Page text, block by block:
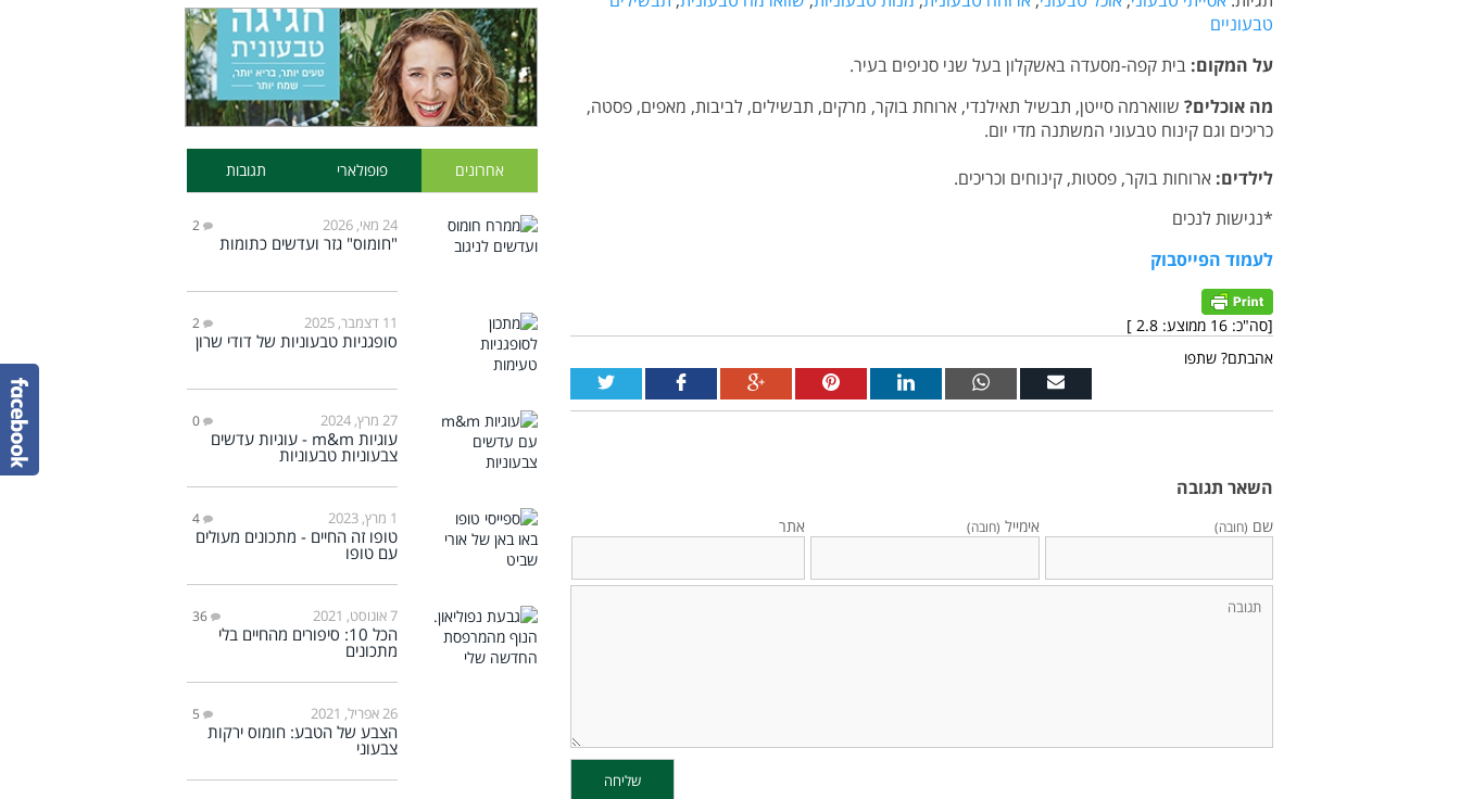
טבעוניים
על המקום: בית קפה-מסעדה באשקלון בעל שני סניפים בעיר.
מה אוכלים? שווארמה סייטן, תבשיל תאילנדי, ארוחת בוקר, מרקים, תבשילים, לביבות, מאפים, פסטה,
כריכים וגם קינוח טבעוני המשתנה מדי יום.
לילדים: ארוחות בוקר, פסטות, קינוחים וכריכים.
*נגישות לנכים
לעמוד הפייסבוק
[סה"כ: 16 ממוצע: 2.8
]
אהבתם? שתפו
השאר תגובה
שם (חובה) אימייל (חובה) אתר
אחרונים פופולארי תגובות
24 מאי, 2026 2
"חומוס" גזר ועדשים כתומות
11 דצמבר, 2025 2
סופגניות טבעוניות של דודי שרון
27 מרץ, 2024 0
עוגיות m&m - עוגיות עדשים
צבעוניות טבעוניות
1 מרץ, 2023 4
טופו זה החיים - מתכונים מעולים
עם טופו
7 אוגוסט, 2021 36
הכל 10: סיפורים מהחיים בלי
מתכונים
26 אפריל, 2021 5
הצבע של הטבע: חומוס ירקות
צבעוני